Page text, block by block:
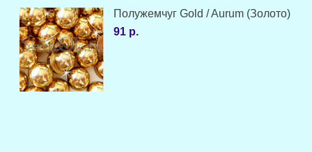
Полужемчуг Gold / Aurum (Золото)
91 р.